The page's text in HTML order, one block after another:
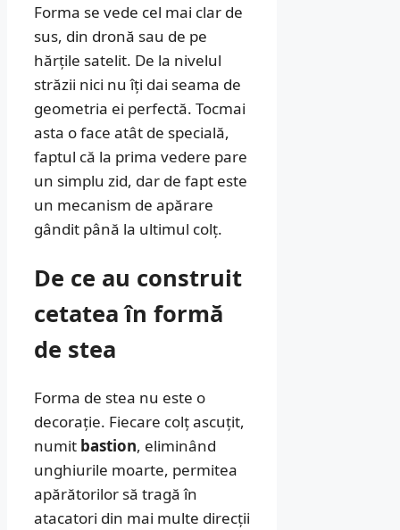
Forma se vede cel mai clar de
sus, din dronă sau de pe
hărțile satelit. De la nivelul
străzii nici nu îți dai seama de
geometria ei perfectă. Tocmai
asta o face atât de specială,
faptul că la prima vedere pare
un simplu zid, dar de fapt este
un mecanism de apărare
gândit până la ultimul colț.
De ce au construit
cetatea în formă
de stea
Forma de stea nu este o
decorație. Fiecare colț ascuțit,
numit bastion, eliminând
unghiurile moarte, permitea
apărătorilor să tragă în
atacatori din mai multe direcții